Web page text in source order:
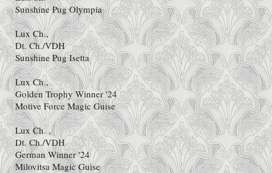
Sunshine Pug Olympia
Lux Ch.,
Dt. Ch./VDH
Sunshine Pug Isetta
Lux Ch.,
Golden Trophy Winner '24
Motive Force Magic Guise
Lux Ch. ,
Dt. Ch./VDH
German Winner '24
Milovitsa Magic Guise